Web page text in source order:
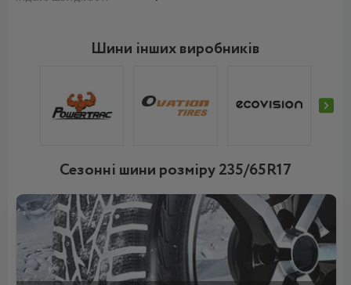
Шини інших виробників
Сезонні шини розміру 235/65R17